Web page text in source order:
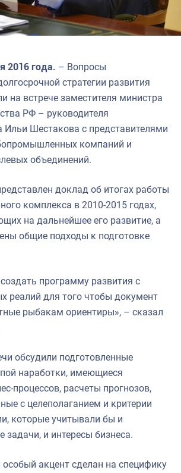
2016 года. – Вопросы
стратегии развития
на встрече заместителя министра
РФ – руководителя
Ильи Шестакова с представителями
компаний и
объединений.
доклад об итогах работы
комплекса в 2010-2015 годах,
на дальнейшее его развитие, а
общие подходы к подготовке
программу развития с
реалий для того чтобы документ
рыбакам ориентиры», – сказал
обсудили подготовленные
наработки, имеющиеся
процессов, расчеты прогнозов,
с целеполаганием и критерии
которые учитывали бы и
задачи, и интересы бизнеса.
акцент сделан на специфику